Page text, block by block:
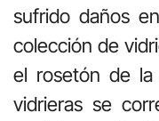
sufrido daños
colección de
el rosetón de la
vidrieras se